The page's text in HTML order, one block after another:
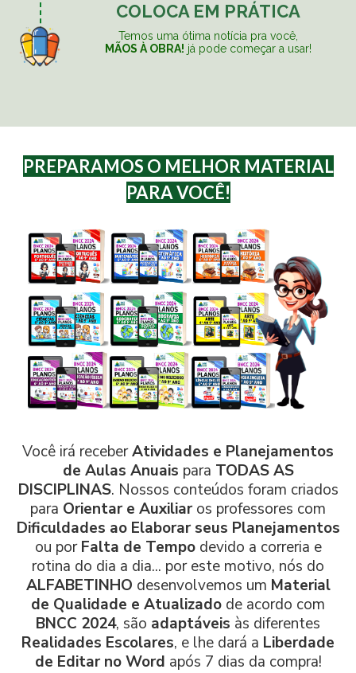
COLOCA EM PRÁTICA
Temos uma ótima notícia pra você,
MÃOS À OBRA! já pode começar a usar!
PREPARAMOS O MELHOR MATERIAL
PARA VOCÊ!
Você irá receberAtividades e Planejamentos
de Aulas Anuais para TODAS AS
DISCIPLINAS. Nossos conteúdos foram criados
para Orientar e Auxiliaros professores com
Dificuldades ao Elaborar seus Planejamentos
ou porFalta de Tempodevido a correria e
rotina do dia a dia... por este motivo, nós do
ALFABETINHO desenvolvemos um Material
de Qualidade e Atualizado de acordo com
BNCC 2024, são adaptáveis às diferentes
Realidades Escolares, e lhe dará a Liberdade
de Editar no Word após 7 dias da compra!